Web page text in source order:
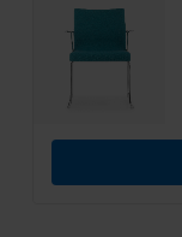
MillerKnoll